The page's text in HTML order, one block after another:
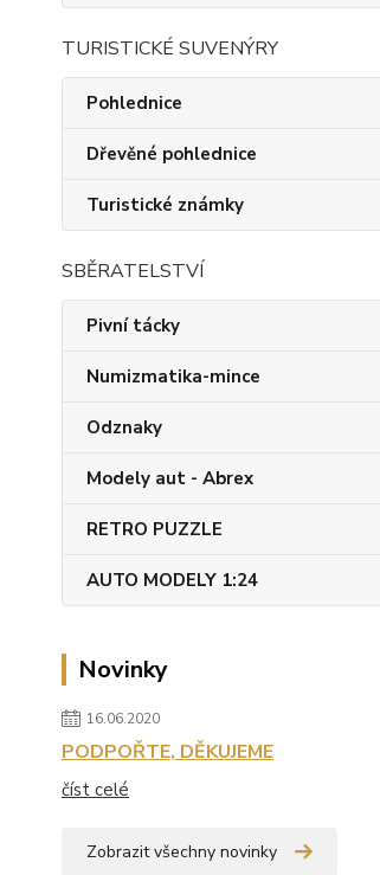
TURISTICKÉ SUVENÝRY
Pohlednice
Dřevěné pohlednice
Turistické známky
SBĚRATELSTVÍ
Pivní tácky
Numizmatika-mince
Odznaky
Modely aut - Abrex
RETRO PUZZLE
AUTO MODELY 1:24
Novinky
16.06.2020
PODPOŘTE, DĚKUJEME
číst celé
Zobrazit všechny novinky